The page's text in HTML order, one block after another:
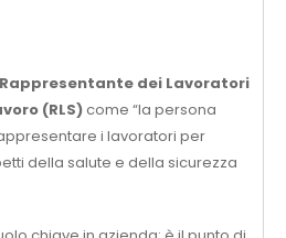
Rappresentante dei Lavoratori
(RLS)come “la persona
i lavoratori per
della salute e della sicurezza